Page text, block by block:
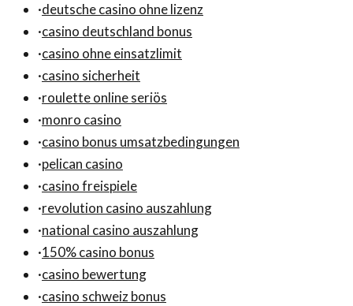
·deutsche casino ohne lizenz
·casino deutschland bonus
·casino ohne einsatzlimit
·casino sicherheit
·roulette online seriös
·monro casino
·casino bonus umsatzbedingungen
·pelican casino
·casino freispiele
·revolution casino auszahlung
·national casino auszahlung
·150% casino bonus
·casino bewertung
·casino schweiz bonus